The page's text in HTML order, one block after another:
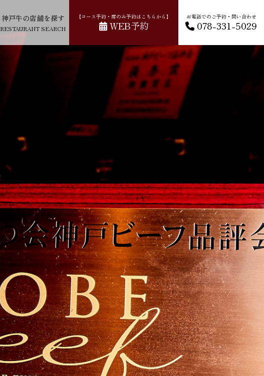
神戸牛の店舗を探す
RESTAURANT SEARCH
【コース予約・席のみ予約はこちらから】
WEB予約
お電話でのご予約・問い合わせ
078-331-5029